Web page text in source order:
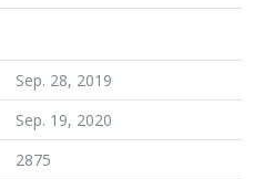
Sep. 28, 2019
Sep. 19, 2020
2875